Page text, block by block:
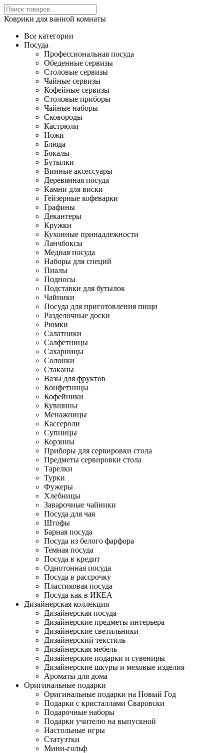
Коврики для ванной комнаты
Все категории
Посуда
Профессиональная посуда
Обеденные сервизы
Столовые сервизы
Чайные сервизы
Кофейные сервизы
Столовые приборы
Чайные наборы
Сковороды
Кастрюли
Ножи
Блюда
Бокалы
Бутылки
Винные аксессуары
Деревянная посуда
Камни для виски
Гейзерные кофеварки
Графины
Декантеры
Кружки
Кухонные принадлежности
Ланчбоксы
Медная посуда
Наборы для специй
Пиалы
Подносы
Подставки для бутылок
Чайники
Посуда для приготовления пищи
Разделочные доски
Рюмки
Салатники
Салфетницы
Сахарницы
Солонки
Стаканы
Вазы для фруктов
Конфетницы
Кофейники
Кувшины
Менажницы
Кассероли
Супницы
Корзины
Приборы для сервировки стола
Предметы сервировки стола
Тарелки
Турки
Фужеры
Хлебницы
Заварочные чайники
Посуда для чая
Штофы
Барная посуда
Посуда из белого фарфора
Темная посуда
Посуда в кредит
Однотонная посуда
Посуда в рассрочку
Пластиковая посуда
Посуда как в ИКЕА
Дизайнерская коллекция
Дизайнерская посуда
Дизайнерские предметы интерьера
Дизайнерские светильники
Дизайнерский текстиль
Дизайнерская мебель
Дизайнерские подарки и сувениры
Дизайнерские шкуры и меховые изделия
Ароматы для дома
Оригинальные подарки
Оригинальные подарки на Новый Год
Подарки с кристаллами Сваровски
Подарочные наборы
Подарки учителю на выпускной
Настольные игры
Статуэтки
Мини-гольф